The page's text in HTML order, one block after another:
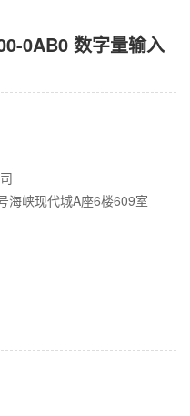
0AB0 数字量输入
海峡现代城A座6楼609室